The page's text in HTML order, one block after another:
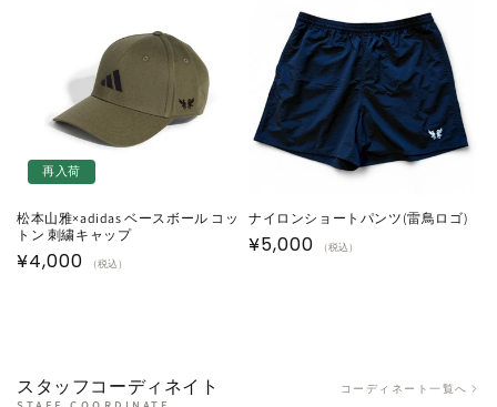
再入荷
松本山雅×adidas ベースボール コッ
トン 刺繍キャップ
通
¥4,000 （税込）
ナイロンショートパンツ(雷鳥ロゴ)
通
¥5,000 （税込）
スタッフコーディネイト コーディネート一覧へ